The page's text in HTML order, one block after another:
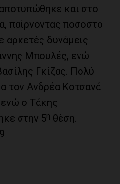
και στο
παίρνοντας ποσοστό
αρκετές δυνάμεις
Μπουλές, ενώ
Γκίζας. Πολύ
τον Ανδρέα Κοτσανά
ενώ ο Τάκης
στην 5η θέση.